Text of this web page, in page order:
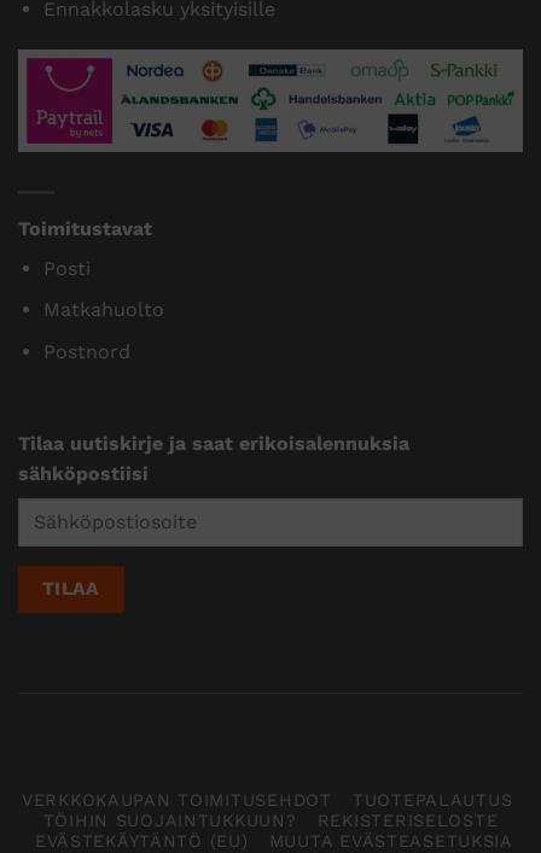
Ennakkolasku yksityisille
Toimitustavat
Posti
Matkahuolto
Postnord
Tilaa uutiskirje ja saat erikoisalennuksia
sähköpostiisi
VERKKOKAUPAN TOIMITUSEHDOT
TUOTEPALAUTUS
TÖIHIN SUOJAINTUKKUUN?
REKISTERISELOSTE
EVÄSTEKÄYTÄNTÖ (EU)
MUUTA EVÄSTEASETUKSIA